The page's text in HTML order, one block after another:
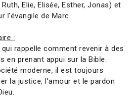
Elie, Elisée, Esther, Jonas) et
l'évangile de Marc.
:
rappelle comment revenir à des
en prenant appui sur la Bible.
moderne, il est toujours
la justice, l'amour et le pardon